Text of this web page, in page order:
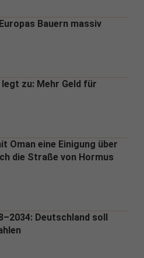
Bauern massiv
zu: Mehr Geld für
Oman eine Einigung über
die Straße von Hormus
Deutschland soll